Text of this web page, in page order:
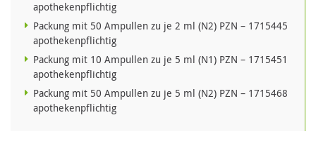
apothekenpflichtig
Packung mit 50 Ampullen zu je 2 ml (N2) PZN – 1715445
apothekenpflichtig
Packung mit 10 Ampullen zu je 5 ml (N1) PZN – 1715451
apothekenpflichtig
Packung mit 50 Ampullen zu je 5 ml (N2) PZN – 1715468
apothekenpflichtig